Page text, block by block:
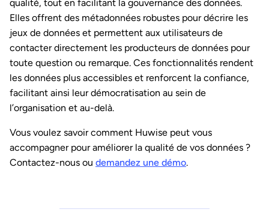
qualité, tout en facilitant la gouvernance des données.
Elles offrent des métadonnées robustes pour décrire les
jeux de données et permettent aux utilisateurs de
contacter directement les producteurs de données pour
toute question ou remarque. Ces fonctionnalités rendent
les données plus accessibles et renforcent la confiance,
facilitant ainsi leur démocratisation au sein de
l’organisation et au-delà.
Vous voulez savoir comment Huwise peut vous
accompagner pour améliorer la qualité de vos données ?
Contactez-nous ou demandez une démo.